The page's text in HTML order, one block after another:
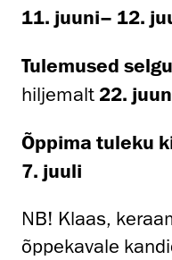
11. juuni– 12.
Tulemused
hiljemalt 22.
Õppima tuleku
7. juuli
NB! Klaas,
õppekavale